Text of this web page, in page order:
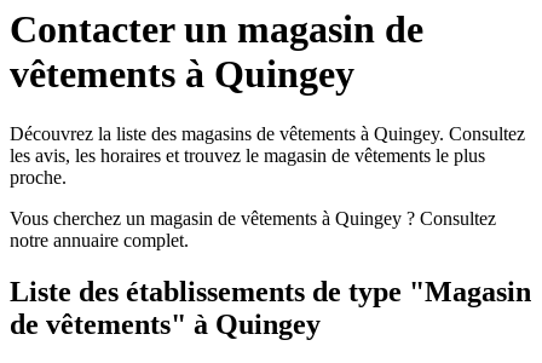
Contacter un magasin de
vêtements à Quingey
Découvrez la liste des magasins de vêtements à Quingey. Consultez
les avis, les horaires et trouvez le magasin de vêtements le plus
proche.
Vous cherchez un magasin de vêtements à Quingey ? Consultez
notre annuaire complet.
Liste des établissements de type "Magasin
de vêtements" à Quingey